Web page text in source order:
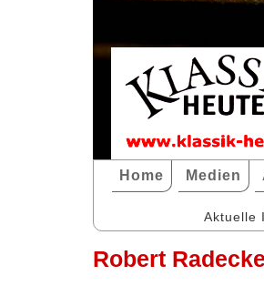
Home Medien
Aktuelle
Robert Radecke